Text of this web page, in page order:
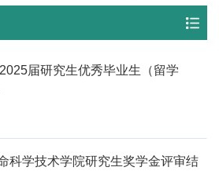
届研究生优秀毕业生（留学
科学技术学院研究生奖学金评审结